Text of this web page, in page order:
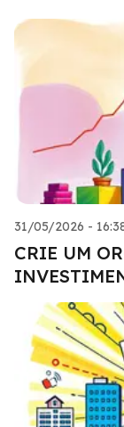
31/05/2026 -
CRIE UM